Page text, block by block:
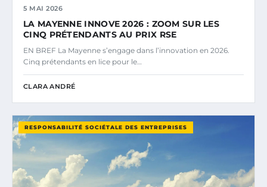
5 MAI 2026
LA MAYENNE INNOVE 2026 : ZOOM SUR LES
CINQ PRÉTENDANTS AU PRIX RSE
EN BREF La Mayenne s’engage dans l’innovation en 2026.
Cinq prétendants en lice pour le…
CLARA ANDRÉ
RESPONSABILITÉ SOCIÉTALE DES ENTREPRISES